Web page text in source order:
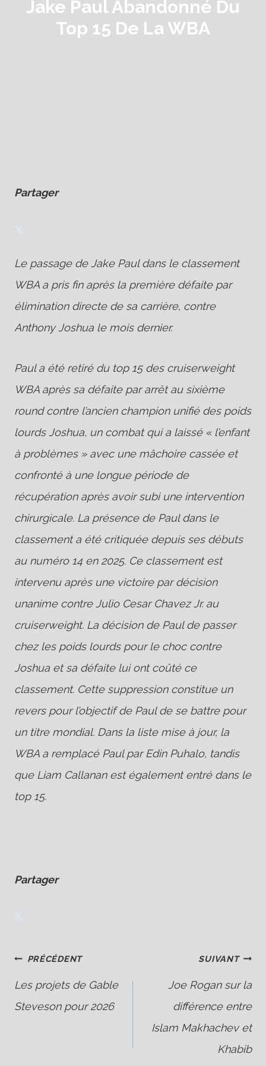
Jake Paul Abandonné Du
Top 15 De La WBA
Partager
Le passage de Jake Paul dans le classement
WBA a pris fin après la première défaite par
élimination directe de sa carrière, contre
Anthony Joshua le mois dernier.
Paul a été retiré du top 15 des cruiserweight
WBA aprèssa défaite par arrêt au sixième
round contre l’ancien champion unifié des poids
lourds Joshua, un combat qui a laissé « l’enfant
à problèmes » avec une mâchoire cassée et
confronté à une longue période de
récupération après avoir subi une intervention
chirurgicale. La présence de Paul dans le
classement a été critiquée depuis ses débuts
au numéro 14 en 2025. Ce classement est
intervenu après une victoire par décision
unanime contre Julio Cesar Chavez Jr. au
cruiserweight. La décision de Paul de passer
chez les poids lourds pour le choc contre
Joshua et sa défaite lui ont coûté ce
classement. Cette suppression constitue un
revers pour l’objectif de Paul de se battre pour
un titre mondial. Dans la liste mise à jour, la
WBA a remplacé Paul par Edin Puhalo, tandis
que Liam Callanan est également entré dans le
top 15.
Partager
Navigation
PRÉCÉDENT
Les projets de Gable
Steveson pour 2026
SUIVANT
Joe Rogan sur la
différence entre
Islam Makhachev et
Khabib